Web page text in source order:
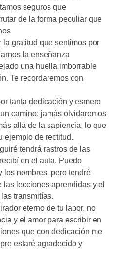
seguros que
de la forma peculiar que
la gratitud que sentimos por
la enseñanza
una huella imborrable
Te recordaremos con
tanta dedicación y esmero
camino; jamás olvidaremos
allá de la sapiencia, lo que
ejemplo de rectitud.
tendrá rastros de las
en el aula. Puedo
los nombres, pero tendré
las lecciones aprendidas y el
transmitías.
eterno de tu labor, no
y el amor para escribir en
que con dedicación me
estaré agradecido y